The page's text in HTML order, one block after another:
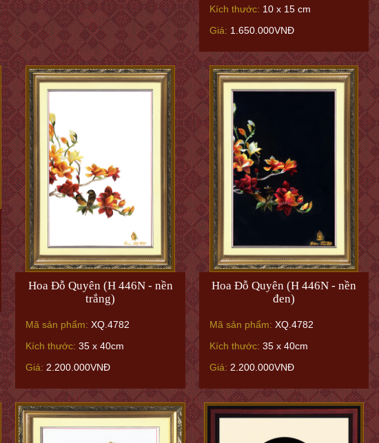
Kích thước: 10 x 15 cm
Giá: 1.650.000VNĐ
Hoa Đỗ Quyên (H 446N - nền
trắng)
Mã sản phẩm: XQ.4782
Kích thước: 35 x 40cm
Giá: 2.200.000VNĐ
Hoa Đỗ Quyên (H 446N - nền
đen)
Mã sản phẩm: XQ.4782
Kích thước: 35 x 40cm
Giá: 2.200.000VNĐ